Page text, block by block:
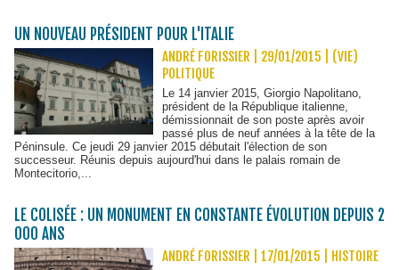
UN NOUVEAU PRÉSIDENT POUR L'ITALIE
ANDRÉ FORISSIER | 29/01/2015
(VIE)
POLITIQUE
Le 14 janvier 2015, Giorgio Napolitano,
président de la République italienne,
démissionnait de son poste après avoir
passé plus de neuf années à la tête de la
Péninsule. Ce jeudi 29 janvier 2015 débutait l'élection de son
successeur. Réunis depuis aujourd'hui dans le palais romain de
Montecitorio,...
LE COLISÉE : UN MONUMENT EN CONSTANTE ÉVOLUTION DEPUIS 2
000 ANS
ANDRÉ FORISSIER | 17/01/2015 HISTOIRE